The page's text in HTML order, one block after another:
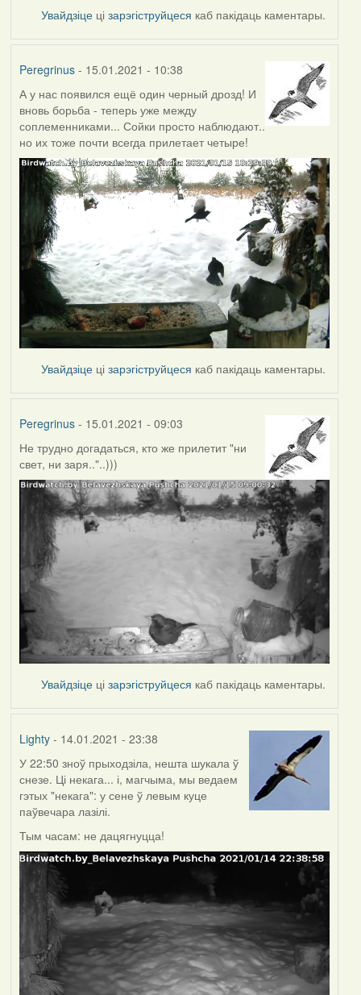
Увайдзіце цізарэгіструйцеся каб пакідаць каментары.
Peregrinus- 15.01.2021 - 10:38
А у нас появился ещё один черный дрозд! И
вновь борьба - теперь уже между
соплеменниками... Сойки просто наблюдают..
но их тоже почти всегда прилетает четыре!
Увайдзіце цізарэгіструйцеся каб пакідаць каментары.
Peregrinus- 15.01.2021 - 09:03
Не трудно догадаться, кто же прилетит "ни
свет, ни заря.."..)))
Увайдзіце цізарэгіструйцеся каб пакідаць каментары.
Lighty- 14.01.2021 - 23:38
У 22:50 зноў прыходзіла, нешта шукала ў
снезе. Ці некага... і, магчыма, мы ведаем
гэтых "некага": у сене ў левым куце
паўвечара лазілі.
Тым часам: не дацягнуцца!